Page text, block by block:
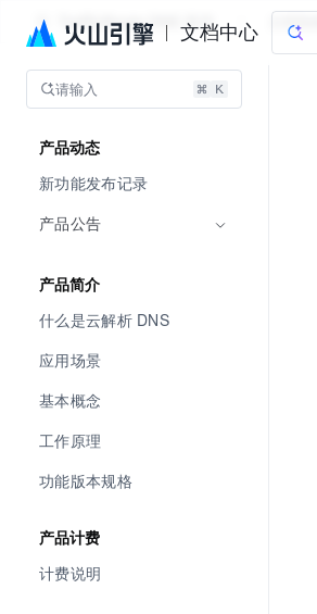
文档中心
TrafficRoute DNS 套件 文档指南
请输入
产品动态
新功能发布记录
产品公告
产品简介
什么是云解析 DNS
应用场景
基本概念
工作原理
功能版本规格
产品计费
计费说明